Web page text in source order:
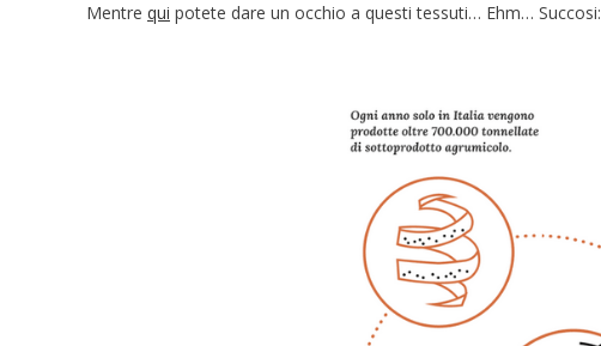
Mentre qui potete dare un occhio a questi tessuti… Ehm… Succosi: